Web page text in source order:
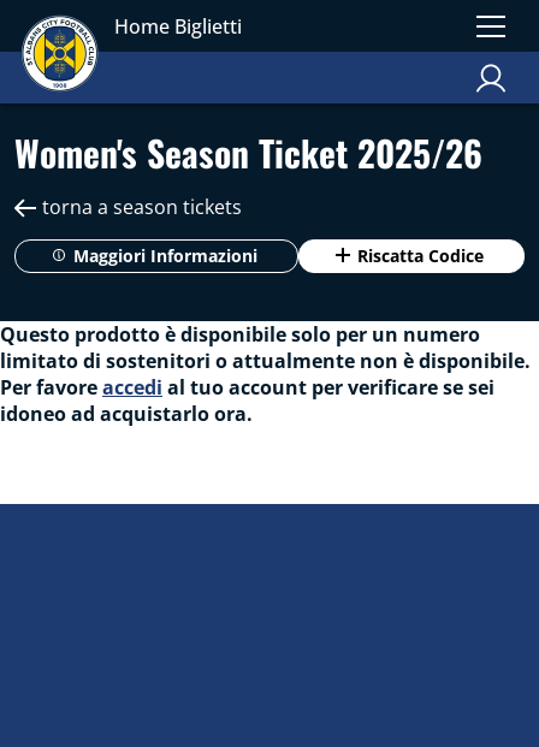
Home Biglietti
Women's Season Ticket 2025/26
torna a season tickets
Maggiori Informazioni Riscatta Codice
Questo prodotto è disponibile solo per un numero
limitato di sostenitori o attualmente non è disponibile.
Per favoreaccedi al tuo account per verificare se sei
idoneo ad acquistarlo ora.